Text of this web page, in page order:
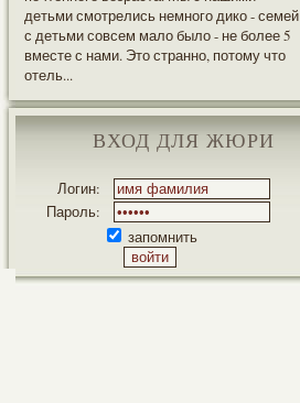
детьми смотрелись немного дико - семей
с детьми совсем мало было - не более 5
вместе с нами. Это странно, потому что
отель...
ВХОД ДЛЯ ЖЮРИ
Логин:
Пароль:
запомнить